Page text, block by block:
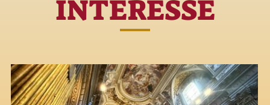
INTÉRESSÉ